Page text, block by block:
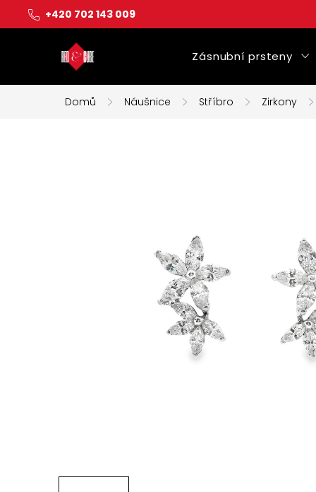
na
+420 702 143 009
Zásnubní prsteny
Domů Náušnice Stříbro Zirkony